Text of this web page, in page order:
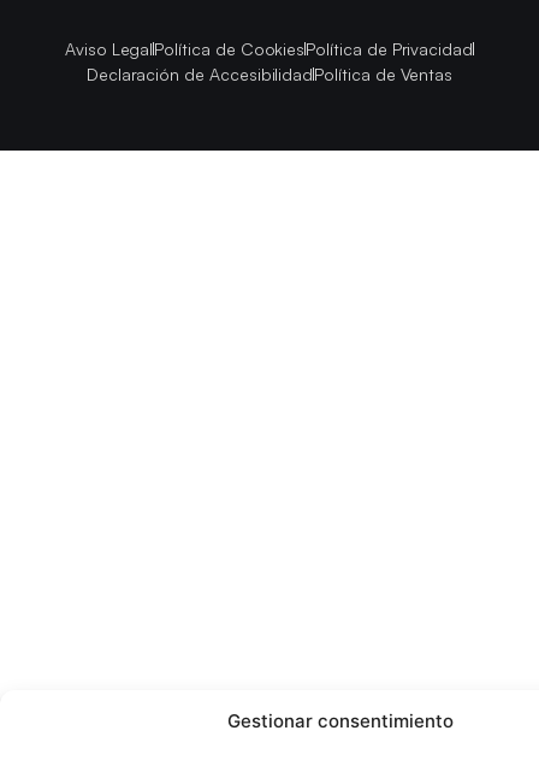
Gestionar consentimiento
Aviso LegalPolítica de CookiesPolítica de Privacidad
Declaración de AccesibilidadPolítica de Ventas